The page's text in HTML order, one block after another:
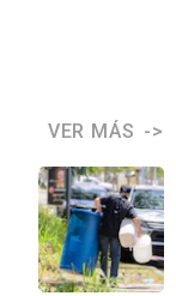
VER MÁS